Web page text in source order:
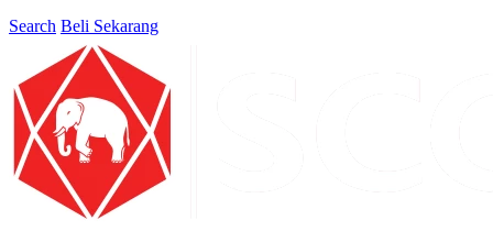
Search Beli Sekarang